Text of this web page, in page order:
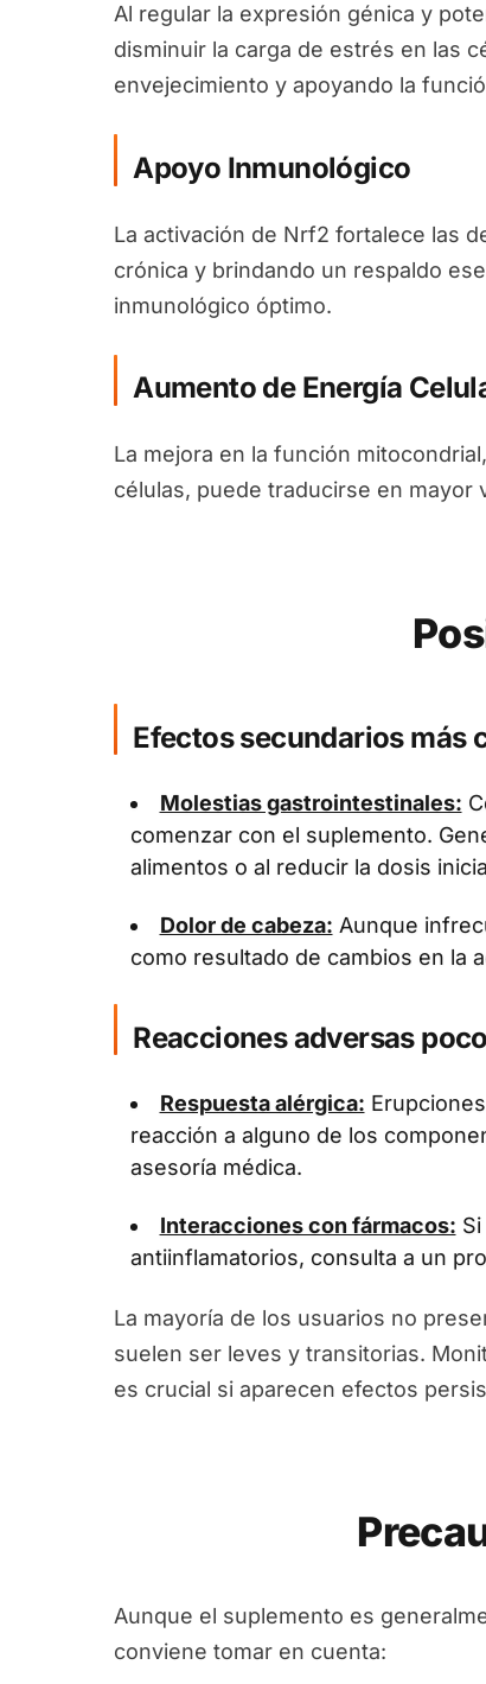
Al regular la expresión génica y
disminuir la carga de estrés en las
envejecimiento y apoyando la
Apoyo Inmunológico
La activación de Nrf2 fortalece las
crónica y brindando un respaldo
inmunológico óptimo.
Aumento de Energía
La mejora en la función
células, puede traducirse en mayor
Efectos secundarios más
Molestias gastrointestinales:
comenzar con el suplemento.
alimentos o al reducir la dosis
Dolor de cabeza: Aunque
como resultado de cambios en la
Reacciones adversas
Respuesta alérgica:
reacción a alguno de los
asesoría médica.
Interacciones con fármacos:
antiinflamatorios, consulta a un
La mayoría de los usuarios no
suelen ser leves y transitorias.
es crucial si aparecen efectos
Aunque el suplemento es
conviene tomar en cuenta: